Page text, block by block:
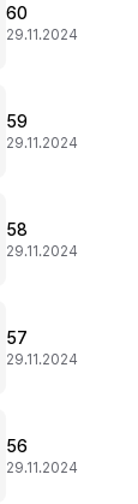
60
29.11.2024
59
29.11.2024
58
29.11.2024
57
29.11.2024
56
29.11.2024